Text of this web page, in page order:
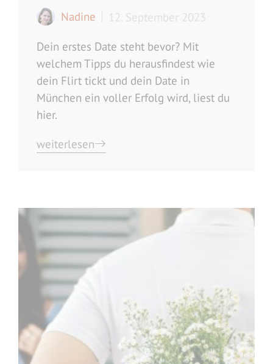
Nadine
12. September 2023
Dein erstes Date steht bevor? Mit
welchem Tipps du herausfindest wie
dein Flirt tickt und dein Date in
München ein voller Erfolg wird, liest du
hier.
weiterlesen